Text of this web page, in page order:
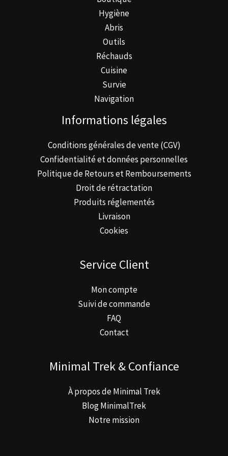
Hygiène
Abris
Outils
Réchauds
Cuisine
Survie
Navigation
Informations légales
Conditions générales de vente (CGV)
Confidentialité et données personnelles
Politique de Retours et Remboursements
Droit de rétractation
Produits réglementés
Livraison
Cookies
Service Client
Mon compte
Suivi de commande
FAQ
Contact
Minimal Trek & Confiance
À propos de Minimal Trek
Blog MinimalTrek
Notre mission